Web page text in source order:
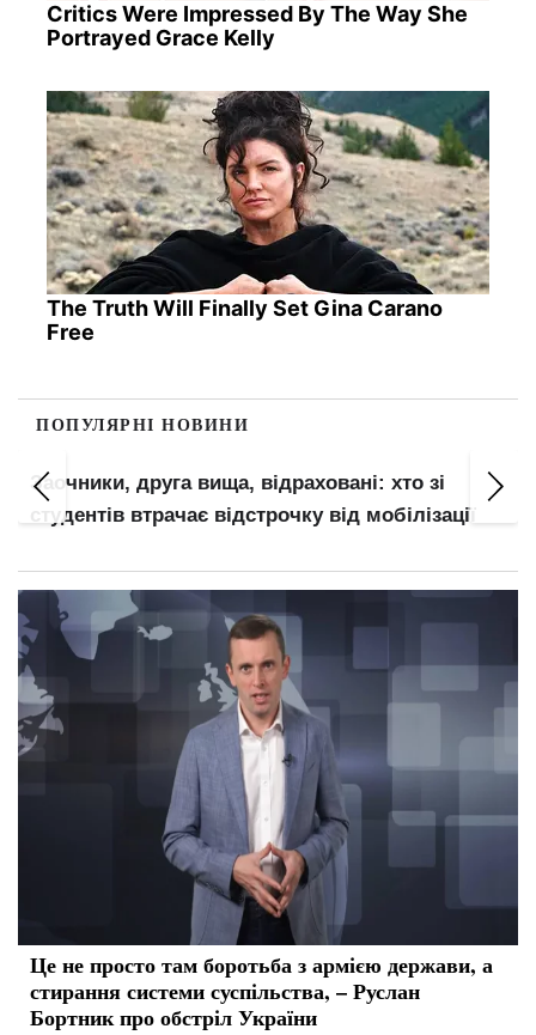
Critics Were Impressed By The Way She
Portrayed Grace Kelly
The Truth Will Finally Set Gina Carano
Free
ПОПУЛЯРНІ НОВИНИ
Заочники, друга вища, відраховані: хто зі
студентів втрачає відстрочку від мобілізації
Це не просто там боротьба з армією держави, а
стирання системи суспільства, – Руслан
Бортник про обстріл України